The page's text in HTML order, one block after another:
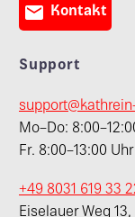
 Kontakt
Support
Mo–Do:
Fr. 8:00–13:00 Uhr
+49 8031 619 33
Eiselauer Weg